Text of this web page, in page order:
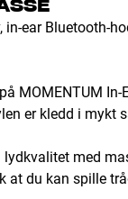
in-ear
MOMENTUM
er kledd i
med
at du kan spille